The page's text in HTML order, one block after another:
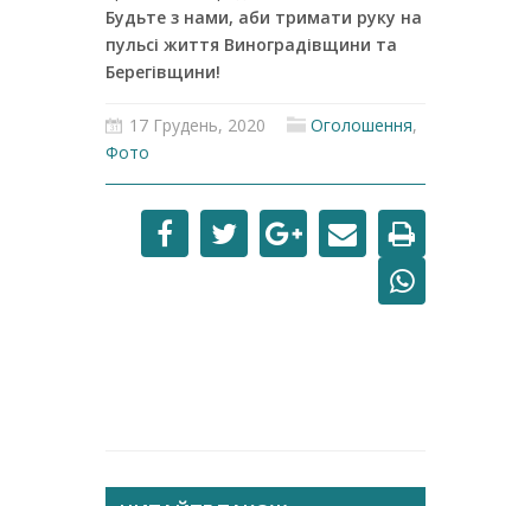
Будьте з нами, аби тримати руку на
пульсі життя Виноградівщини та
Берегівщини!
17 Грудень, 2020 Оголошення,
Фото